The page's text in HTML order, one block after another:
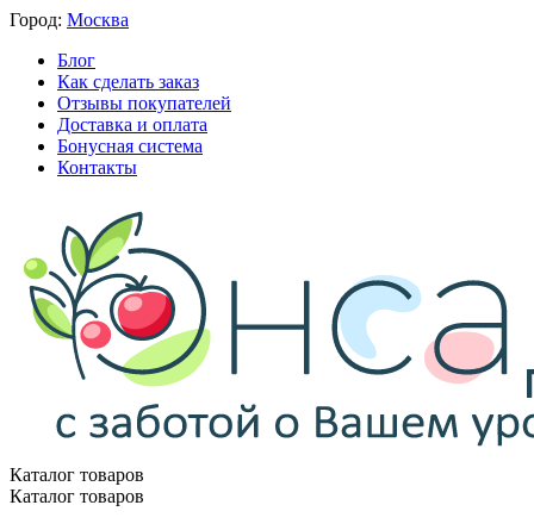
Город: Москва
Блог
Как сделать заказ
Отзывы покупателей
Доставка и оплата
Бонусная система
Контакты
Каталог товаров
Каталог товаров